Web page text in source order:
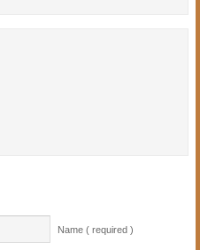
Name ( required )